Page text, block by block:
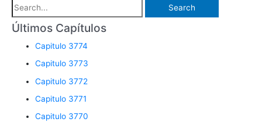
S
e
Últimos Capítulos
Capitulo 3774
Capitulo 3773
Capitulo 3772
Capitulo 3771
Capitulo 3770